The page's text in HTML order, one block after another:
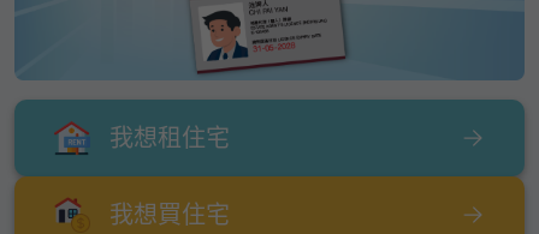
我想租住宅
我想買住宅